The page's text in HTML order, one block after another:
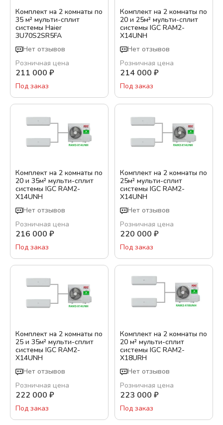
Комплект на 2 комнаты по
35 м² мульти-сплит
системы Haier
3U70S2SR5FA
Нет отзывов
Розничная цена
211 000 ₽
Под заказ
Комплект на 2 комнаты по
20 и 25м² мульти-сплит
системы IGC RAM2-
X14UNH
Нет отзывов
Розничная цена
214 000 ₽
Под заказ
Комплект на 2 комнаты по
20 и 35м² мульти-сплит
системы IGC RAM2-
X14UNH
Нет отзывов
Розничная цена
216 000 ₽
Под заказ
Комплект на 2 комнаты по
25м² мульти-сплит
системы IGC RAM2-
X14UNH
Нет отзывов
Розничная цена
220 000 ₽
Под заказ
Комплект на 2 комнаты по
25 и 35м² мульти-сплит
системы IGC RAM2-
X14UNH
Нет отзывов
Розничная цена
222 000 ₽
Под заказ
Комплект на 2 комнаты по
20 м² мульти-сплит
системы IGC RAM2-
X18URH
Нет отзывов
Розничная цена
223 000 ₽
Под заказ